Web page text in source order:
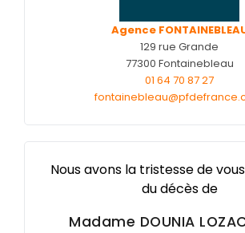
Services aux familles
Agence
129 rue Grande
77300 Fontainebleau
01 64 70 87 27
Nous avons la tristesse de
du décès de
Madame DOUNIA